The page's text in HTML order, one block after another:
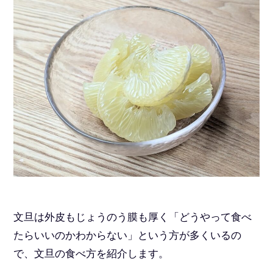
文旦は外皮もじょうのう膜も厚く「どうやって食べ
たらいいのかわからない」という方が多くいるの
で、文旦の食べ方を紹介します。